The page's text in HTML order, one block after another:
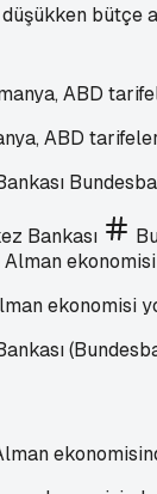
bütçe
ABD
Bankası
ekonomisi